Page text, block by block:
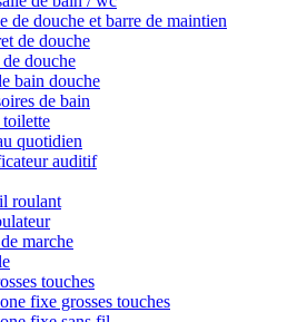
de douche et barre de maintien
de douche
douche
bain douche
de bain
toilette
quotidien
auditif
roulant
marche
touches
fixe grosses touches